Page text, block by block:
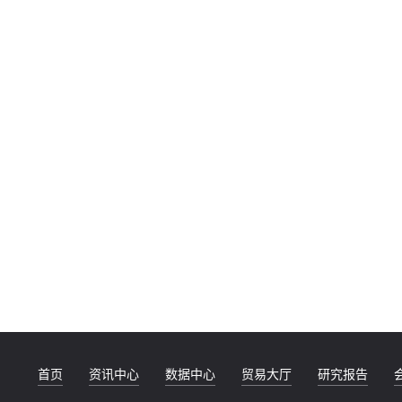
首页 资讯中心 数据中心 贸易大厅 研究报告